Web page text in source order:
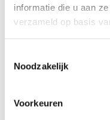
informatie die u aan
verzameld op basis
Noodzakelijk
Voorkeuren
11
GRILL